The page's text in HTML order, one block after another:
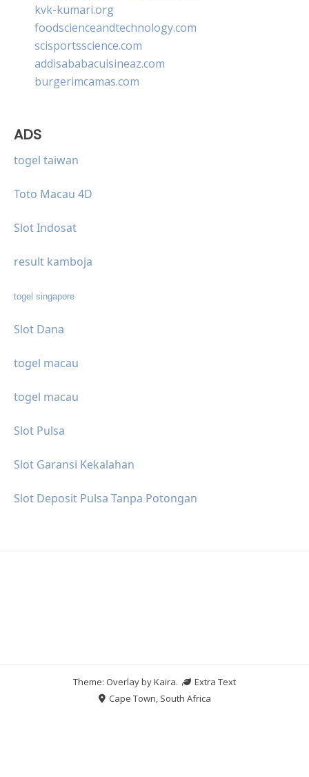
kvk-kumari.org
foodscienceandtechnology.com
scisportsscience.com
addisababacuisineaz.com
burgerimcamas.com
ADS
togel taiwan
Toto Macau 4D
Slot Indosat
result kamboja
togel singapore
Slot Dana
togel macau
togel macau
Slot Pulsa
Slot Garansi Kekalahan
Slot Deposit Pulsa Tanpa Potongan
Theme: Overlay byKaira.
Extra Text
Cape Town, South Africa